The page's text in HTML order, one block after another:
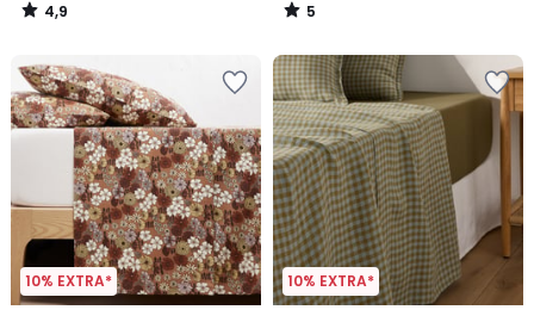
4,9
/
5
/
10% EXTRA* 10% EXTRA*